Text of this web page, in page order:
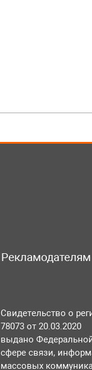
Рекламодателям
Свидетельство о
78073 от 20.03.2020
выдано
сфере связи,
массовых